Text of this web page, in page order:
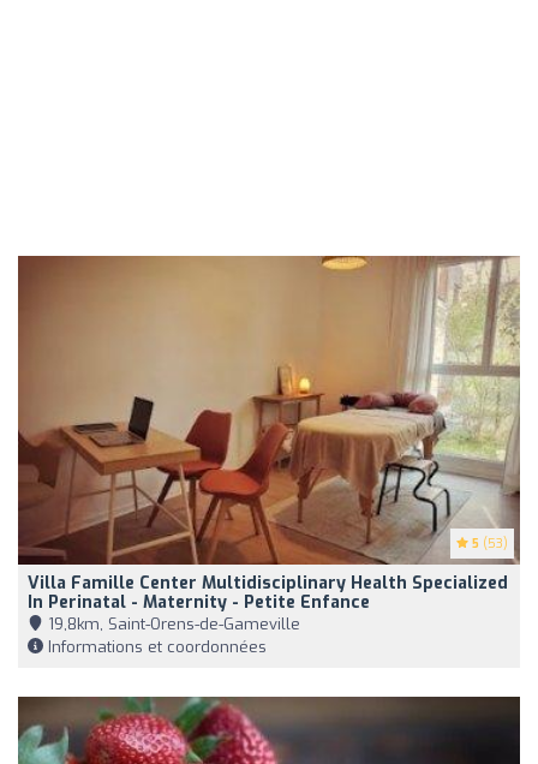
5 (53)
Villa Famille Center Multidisciplinary Health Specialized
In Perinatal - Maternity - Petite Enfance
19,8km, Saint-Orens-de-Gameville
Informations et coordonnées